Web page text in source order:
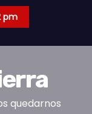
pm
quedarnos